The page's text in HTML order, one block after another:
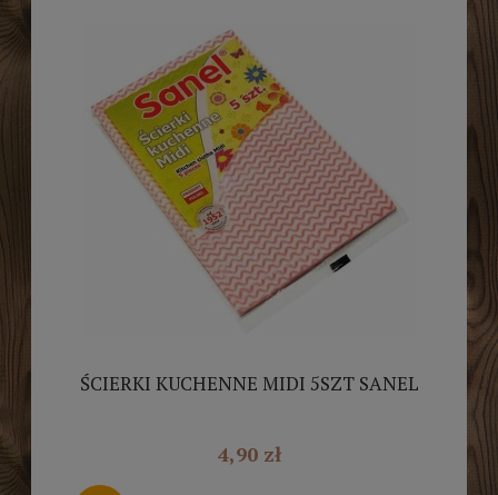
ŚCIERKI KUCHENNE MIDI 5SZT SANEL
4,90 zł